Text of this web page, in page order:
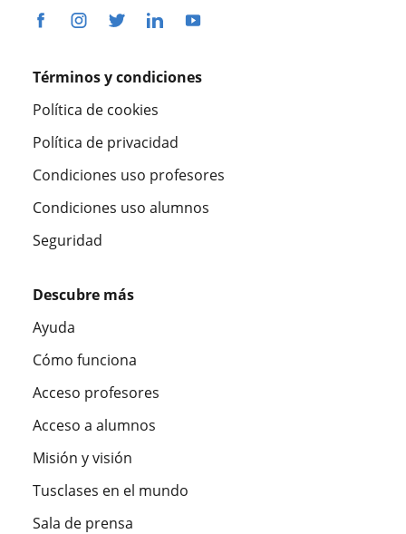
Términos y condiciones
Política de cookies
Política de privacidad
Condiciones uso profesores
Condiciones uso alumnos
Seguridad
Descubre más
Ayuda
Cómo funciona
Acceso profesores
Acceso a alumnos
Misión y visión
Tusclases en el mundo
Sala de prensa